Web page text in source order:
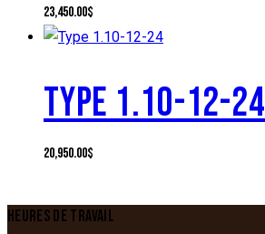
23,450.00$
TYPE 1.10-12-24
20,950.00$
HEURES DE TRAVAIL